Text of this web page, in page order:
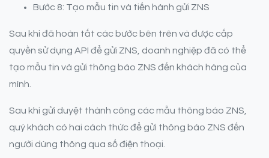
Bước 8: Tạo mẫu tin và tiến hành gửi ZNS
Sau khi đã hoàn tất các bước bên trên và được cấp
quyền sử dụng API để gửi ZNS, doanh nghiệp đã có thể
tạo mẫu tin và gửi thông báo ZNS đến khách hàng của
mình.
Sau khi gửi duyệt thành công các mẫu thông báo ZNS,
quý khách có hai cách thức để gửi thông báo ZNS đến
người dùng thông qua số điện thoại.